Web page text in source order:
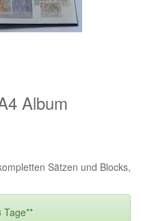
Album
Sätzen und Blocks,